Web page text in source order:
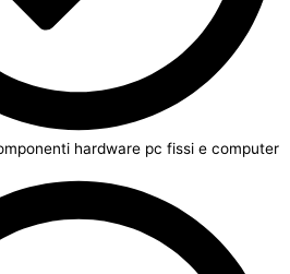
hardware pc fissi e computer